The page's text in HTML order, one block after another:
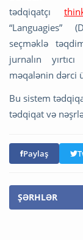
tədqiqatçı
“Languagies”
seçməklə
jurnalın
məqalənin dərci
Bu sistem
tədqiqat və
Paylaş
ŞƏRHLƏR